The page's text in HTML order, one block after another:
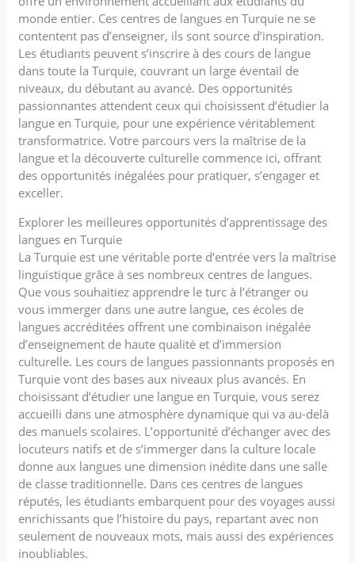
monde entier. Ces centres de langues en Turquie ne se
contentent pas d’enseigner, ils sont source d’inspiration.
Les étudiants peuvent s’inscrire à des cours de langue
dans toute la Turquie, couvrant un large éventail de
niveaux, du débutant au avancé. Des opportunités
passionnantes attendent ceux qui choisissent d’étudier la
langue en Turquie, pour une expérience véritablement
transformatrice. Votre parcours vers la maîtrise de la
langue et la découverte culturelle commence ici, offrant
des opportunités inégalées pour pratiquer, s’engager et
exceller.
Explorer les meilleures opportunités d’apprentissage des
langues en Turquie
La Turquie est une véritable porte d’entrée vers la maîtrise
linguistique grâce à ses nombreux centres de langues.
Que vous souhaitiez apprendre le turc à l’étranger ou
vous immerger dans une autre langue, ces écoles de
langues accréditées offrent une combinaison inégalée
d’enseignement de haute qualité et d’immersion
culturelle. Les cours de langues passionnants proposés en
Turquie vont des bases aux niveaux plus avancés. En
choisissant d’étudier une langue en Turquie, vous serez
accueilli dans une atmosphère dynamique qui va au-delà
des manuels scolaires. L’opportunité d’échanger avec des
locuteurs natifs et de s’immerger dans la culture locale
donne aux langues une dimension inédite dans une salle
de classe traditionnelle. Dans ces centres de langues
réputés, les étudiants embarquent pour des voyages aussi
enrichissants que l’histoire du pays, repartant avec non
seulement de nouveaux mots, mais aussi des expériences
inoubliables.